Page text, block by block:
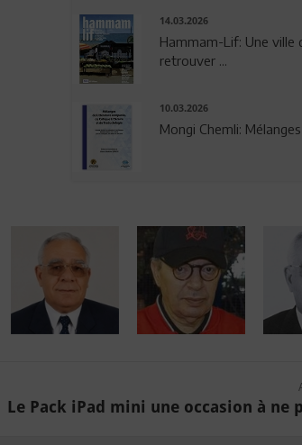
14.03.2026
Hammam-Lif: Une ville
retrouver ...
10.03.2026
Mongi Chemli:
Le Pack iPad mini une occasion à ne